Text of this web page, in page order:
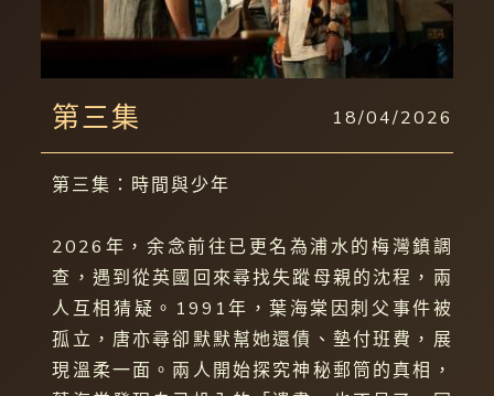
第三集 18/04/2026
第三集：時間與少年
2026年，余念前往已更名為浦水的梅灣鎮調
查，遇到從英國回來尋找失蹤母親的沈程，兩
人互相猜疑。1991年，葉海棠因刺父事件被
孤立，唐亦尋卻默默幫她還債、墊付班費，展
現溫柔一面。兩人開始探究神秘郵筒的真相，